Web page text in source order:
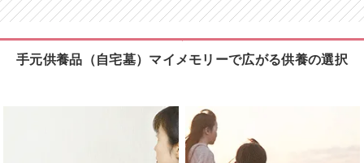
手元供養品（自宅墓）マイメモリーで広がる供養の選択